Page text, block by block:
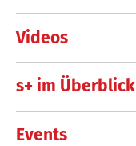
Videos
s+ im Überblick
Events